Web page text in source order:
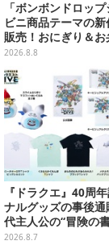
「ボンボンドロッ
ビニ商品テーマの
販売！おにぎり＆お
スナックなど4種セッ
2026.8.8
『ドラクエ』40周
ナルグッズの事後
代主人公の“冒険の
をはじめ、ユニーク
2026.8.7